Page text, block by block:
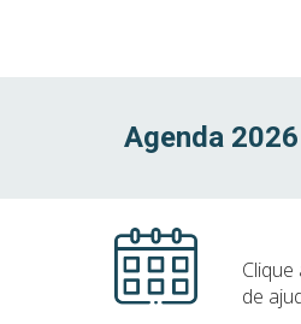
Agenda 202
de